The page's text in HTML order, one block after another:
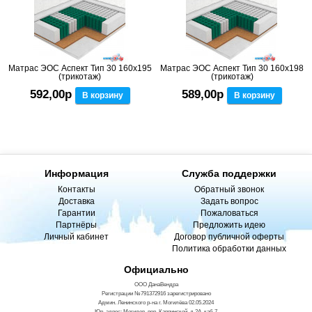
Матрас ЭОС Аспект Тип 30 160x195
(трикотаж)
592,00р В корзину
Матрас ЭОС Аспект Тип 30 160x198
(трикотаж)
589,00р В корзину
Информация
Контакты
Доставка
Гарантии
Партнёры
Личный кабинет
Служба поддержки
Обратный звонок
Задать вопрос
Пожаловаться
Предложить идею
Договор публичной оферты
Политика обработки данных
Официально
ООО ДанаВендра
Регистрации №791372916 зарегистрировано
Админ. Ленинского р-на г. Могилёва 02.05.2024